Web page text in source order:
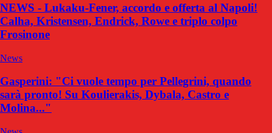
NEWS - Lukaku-Fener, accordo e offerta al Napoli!
Calha, Kristensen, Endrick, Rowe e triplo colpo
Frosinone
News
Gasperini: "Ci vuole tempo per Pellegrini, quando
sarà pronto! Su Koulierakis, Dybala, Castro e
Molina..."